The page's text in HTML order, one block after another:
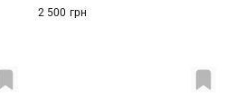
2 500 грн